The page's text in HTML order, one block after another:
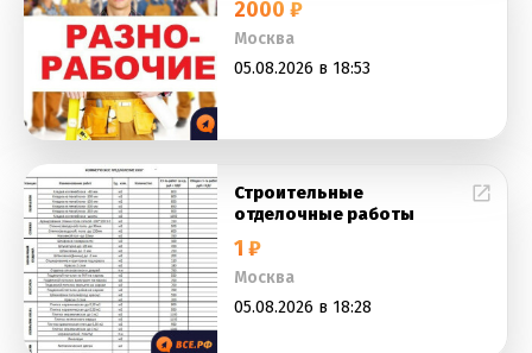
2000 ₽
Москва
05.08.2026 в 18:53
Строительные
отделочные работы
1 ₽
Москва
05.08.2026 в 18:28